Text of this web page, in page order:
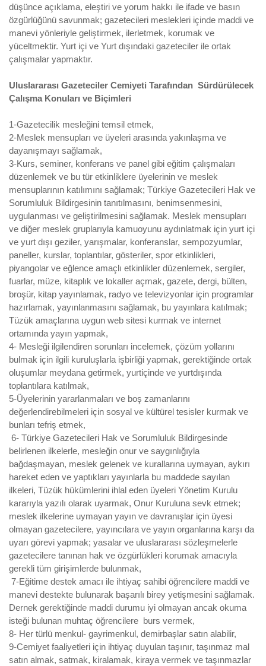
düşünce açıklama, eleştiri ve yorum hakkı ile ifade ve basın
özgürlüğünü savunmak; gazetecileri meslekleri içinde maddi ve
manevi yönleriyle geliştirmek, ilerletmek, korumak ve
yüceltmektir. Yurt içi ve Yurt dışındaki gazeteciler ile ortak
çalışmalar yapmaktır.
Uluslararası Gazeteciler Cemiyeti Tarafından Sürdürülecek
Çalışma Konuları ve Biçimleri
1-Gazetecilik mesleğini temsil etmek,
2-Meslek mensupları ve üyeleri arasında yakınlaşma ve
dayanışmayı sağlamak,
3-Kurs, seminer, konferans ve panel gibi eğitim çalışmaları
düzenlemek ve bu tür etkinliklere üyelerinin ve meslek
mensuplarının katılımını sağlamak; Türkiye Gazetecileri Hak ve
Sorumluluk Bildirgesinin tanıtılmasını, benimsenmesini,
uygulanması ve geliştirilmesini sağlamak. Meslek mensupları
ve diğer meslek gruplarıyla kamuoyunu aydınlatmak için yurt içi
ve yurt dışı geziler, yarışmalar, konferanslar, sempozyumlar,
paneller, kurslar, toplantılar, gösteriler, spor etkinlikleri,
piyangolar ve eğlence amaçlı etkinlikler düzenlemek, sergiler,
fuarlar, müze, kitaplık ve lokaller açmak, gazete, dergi, bülten,
broşür, kitap yayınlamak, radyo ve televizyonlar için programlar
hazırlamak, yayınlanmasını sağlamak, bu yayınlara katılmak;
Tüzük amaçlarına uygun web sitesi kurmak ve internet
ortamında yayın yapmak,
4- Mesleği ilgilendiren sorunları incelemek, çözüm yollarını
bulmak için ilgili kuruluşlarla işbirliği yapmak, gerektiğinde ortak
oluşumlar meydana getirmek, yurtiçinde ve yurtdışında
toplantılara katılmak,
5-Üyelerinin yararlanmaları ve boş zamanlarını
değerlendirebilmeleri için sosyal ve kültürel tesisler kurmak ve
bunları tefriş etmek,
6- Türkiye Gazetecileri Hak ve Sorumluluk Bildirgesinde
belirlenen ilkelerle, mesleğin onur ve saygınlığıyla
bağdaşmayan, meslek gelenek ve kurallarına uymayan, aykırı
hareket eden ve yaptıkları yayınlarla bu maddede sayılan
ilkeleri, Tüzük hükümlerini ihlal eden üyeleri Yönetim Kurulu
kararıyla yazılı olarak uyarmak, Onur Kuruluna sevk etmek;
meslek ilkelerine uymayan yayın ve davranışlar için üyesi
olmayan gazetecilere, yayıncılara ve yayın organlarına karşı da
uyarı görevi yapmak; yasalar ve uluslararası sözleşmelerle
gazetecilere tanınan hak ve özgürlükleri korumak amacıyla
gerekli tüm girişimlerde bulunmak,
7-Eğitime destek amacı ile ihtiyaç sahibi öğrencilere maddi ve
manevi destekte bulunarak başarılı birey yetişmesini sağlamak.
Dernek gerektiğinde maddi durumu iyi olmayan ancak okuma
isteği bulunan muhtaç öğrencilere burs vermek,
8- Her türlü menkul- gayrimenkul, demirbaşlar satın alabilir,
9-Cemiyet faaliyetleri için ihtiyaç duyulan taşınır, taşınmaz mal
satın almak, satmak, kiralamak, kiraya vermek ve taşınmazlar